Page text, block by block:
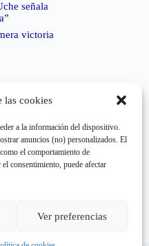
las cookies
a la información del dispositivo.
anuncios (no) personalizados. El
el comportamiento de
consentimiento, puede afectar
Ver preferencias
señala
victoria
code